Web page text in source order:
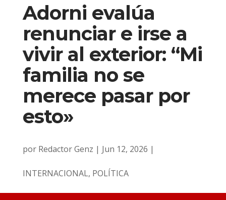
Adorni evalúa
renunciar e irse a
vivir al exterior: “Mi
familia no se
merece pasar por
esto»
por Redactor Genz | Jun 12, 2026 |
INTERNACIONAL, POLÍTICA